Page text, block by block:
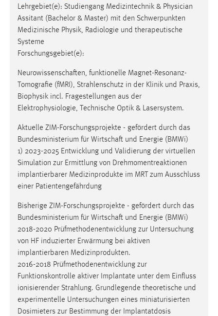
Lehrgebiet(e): Studiengang Medizintechnik & Physician
Assitant (Bachelor & Master) mit den Schwerpunkten
Medizinische Physik, Radiologie und therapeutische
Systeme
Forschungsgebiet(e):
Neurowissenschaften, funktionelle Magnet-Resonanz-
Tomografie (fMRI), Strahlenschutz in der Klinik und Praxis,
Biophysik incl. Fragestellungen aus der
Elektrophysiologie, Technische Optik & Lasersystem.
Aktuelle ZIM-Forschungsprojekte - gefördert durch das
Bundesministerium für Wirtschaft und Energie (BMWi)
1) 2023-2025 Entwicklung und Validierung der virtuellen
Simulation zur Ermittlung von Drehmomentreaktionen
implantierbarer Medizinprodukte im MRT zum Ausschluss
einer Patientengefährdung
Bisherige ZIM-Forschungsprojekte - gefördert durch das
Bundesministerium für Wirtschaft und Energie (BMWi)
2018-2020 Prüfmethodenentwicklung zur Untersuchung
von HF induzierter Erwärmung bei aktiven
implantierbaren Medizinprodukten.
2016-2018 Prüfmethodenentwicklung zur
Funktionskontrolle aktiver Implantate unter dem Einfluss
ionisierender Strahlung. Grundlegende theoretische und
experimentelle Untersuchungen eines miniaturisierten
Dosimieters zur Bestimmung der Implantatdosis